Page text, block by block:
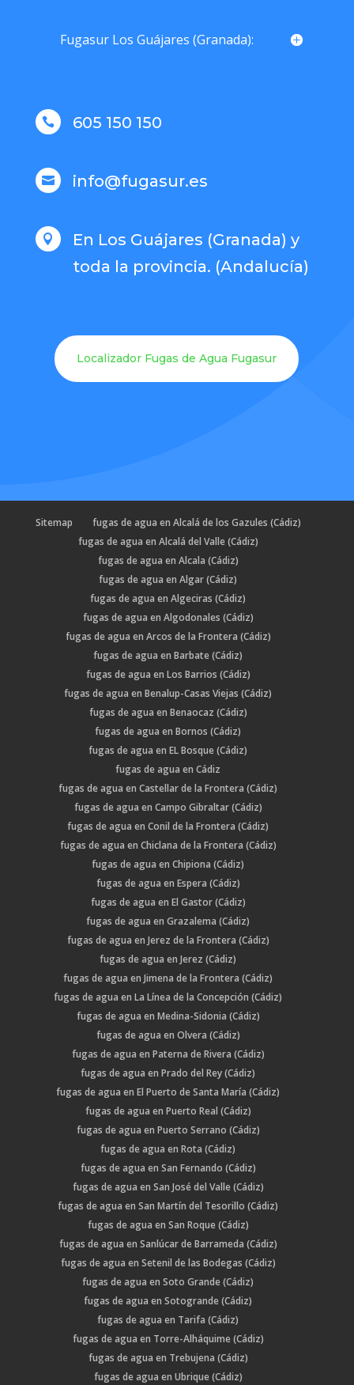
Fugasur Los Guájares (Granada):
 605 150 150
 info@fugasur.es

En Los Guájares (Granada) y
toda la provincia. (Andalucía)
Localizador Fugas de Agua Fugasur
Sitemap
fugas de agua en Alcalá de los Gazules (Cádiz)
fugas de agua en Alcalá del Valle (Cádiz)
fugas de agua en Alcala (Cádiz)
fugas de agua en Algar (Cádiz)
fugas de agua en Algeciras (Cádiz)
fugas de agua en Algodonales (Cádiz)
fugas de agua en Arcos de la Frontera (Cádiz)
fugas de agua en Barbate (Cádiz)
fugas de agua en Los Barrios (Cádiz)
fugas de agua en Benalup-Casas Viejas (Cádiz)
fugas de agua en Benaocaz (Cádiz)
fugas de agua en Bornos (Cádiz)
fugas de agua en EL Bosque (Cádiz)
fugas de agua en Cádiz
fugas de agua en Castellar de la Frontera (Cádiz)
fugas de agua en Campo Gibraltar (Cádiz)
fugas de agua en Conil de la Frontera (Cádiz)
fugas de agua en Chiclana de la Frontera (Cádiz)
fugas de agua en Chipiona (Cádiz)
fugas de agua en Espera (Cádiz)
fugas de agua en El Gastor (Cádiz)
fugas de agua en Grazalema (Cádiz)
fugas de agua en Jerez de la Frontera (Cádiz)
fugas de agua en Jerez (Cádiz)
fugas de agua en Jimena de la Frontera (Cádiz)
fugas de agua en La Línea de la Concepción (Cádiz)
fugas de agua en Medina-Sidonia (Cádiz)
fugas de agua en Olvera (Cádiz)
fugas de agua en Paterna de Rivera (Cádiz)
fugas de agua en Prado del Rey (Cádiz)
fugas de agua en El Puerto de Santa María (Cádiz)
fugas de agua en Puerto Real (Cádiz)
fugas de agua en Puerto Serrano (Cádiz)
fugas de agua en Rota (Cádiz)
fugas de agua en San Fernando (Cádiz)
fugas de agua en San José del Valle (Cádiz)
fugas de agua en San Martín del Tesorillo (Cádiz)
fugas de agua en San Roque (Cádiz)
fugas de agua en Sanlúcar de Barrameda (Cádiz)
fugas de agua en Setenil de las Bodegas (Cádiz)
fugas de agua en Soto Grande (Cádiz)
fugas de agua en Sotogrande (Cádiz)
fugas de agua en Tarifa (Cádiz)
fugas de agua en Torre-Alháquime (Cádiz)
fugas de agua en Trebujena (Cádiz)
fugas de agua en Ubrique (Cádiz)